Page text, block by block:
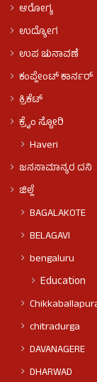
ಆರೋಗ್ಯ
ಉದ್ಯೋಗ
ಉಪ ಚುನಾವಣೆ
ಕಂಪ್ಲೇಂಟ್ ಕಾರ್ನರ್
ಕ್ರಿಕೆಟ್
ಕ್ರೈಂ ಸ್ಟೋರಿ
Haveri
ಜನಸಾಮಾನ್ಯರ ದನಿ
ಜಿಲ್ಲೆ
BAGALAKOTE
BELAGAVI
bengaluru
Education
chitradurga
DAVANAGERE
DHARWAD